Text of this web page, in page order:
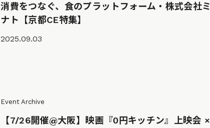
消費をつなぐ、食のプラットフォーム・株式会社ミ
ナト【京都CE特集】
2025.09.03
Event Archive
【7/26開催@大阪】映画『0円キッチン』上映会 ×